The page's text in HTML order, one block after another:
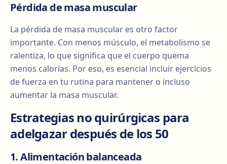
Pérdida de masa muscular
La pérdida de masa muscular es otro factor
importante. Con menos músculo, el metabolismo se
ralentiza, lo que significa que el cuerpo quema
menos calorías. Por eso, es esencial incluir ejercicios
de fuerza en tu rutina para mantener o incluso
aumentar la masa muscular.
Estrategias no quirúrgicas para
adelgazar después de los 50
1. Alimentación balanceada